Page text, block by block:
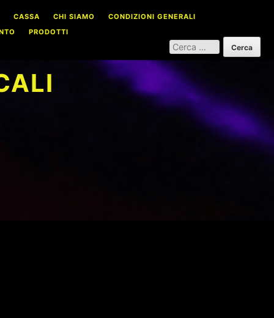
CASSA CHI SIAMO
CONDIZIONI GENERALI
PRODOTTI
RICERCA
PER: